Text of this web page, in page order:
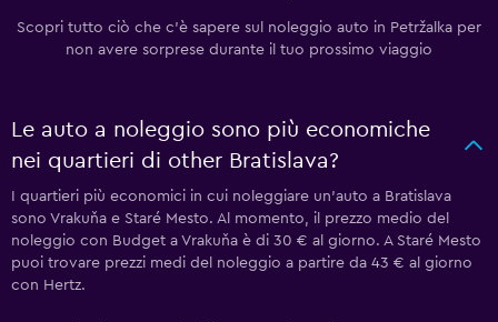
Scopri tutto ciò che c'è sapere sul noleggio auto in Petržalka per
non avere sorprese durante il tuo prossimo viaggio
Le auto a noleggio sono più economiche
nei quartieri di other Bratislava?
I quartieri più economici in cui noleggiare un'auto a Bratislava
sono Vrakuňa e Staré Mesto. Al momento, il prezzo medio del
noleggio con Budget a Vrakuňa è di 30 € al giorno. A Staré Mesto
puoi trovare prezzi medi del noleggio a partire da 43 € al giorno
con Hertz.